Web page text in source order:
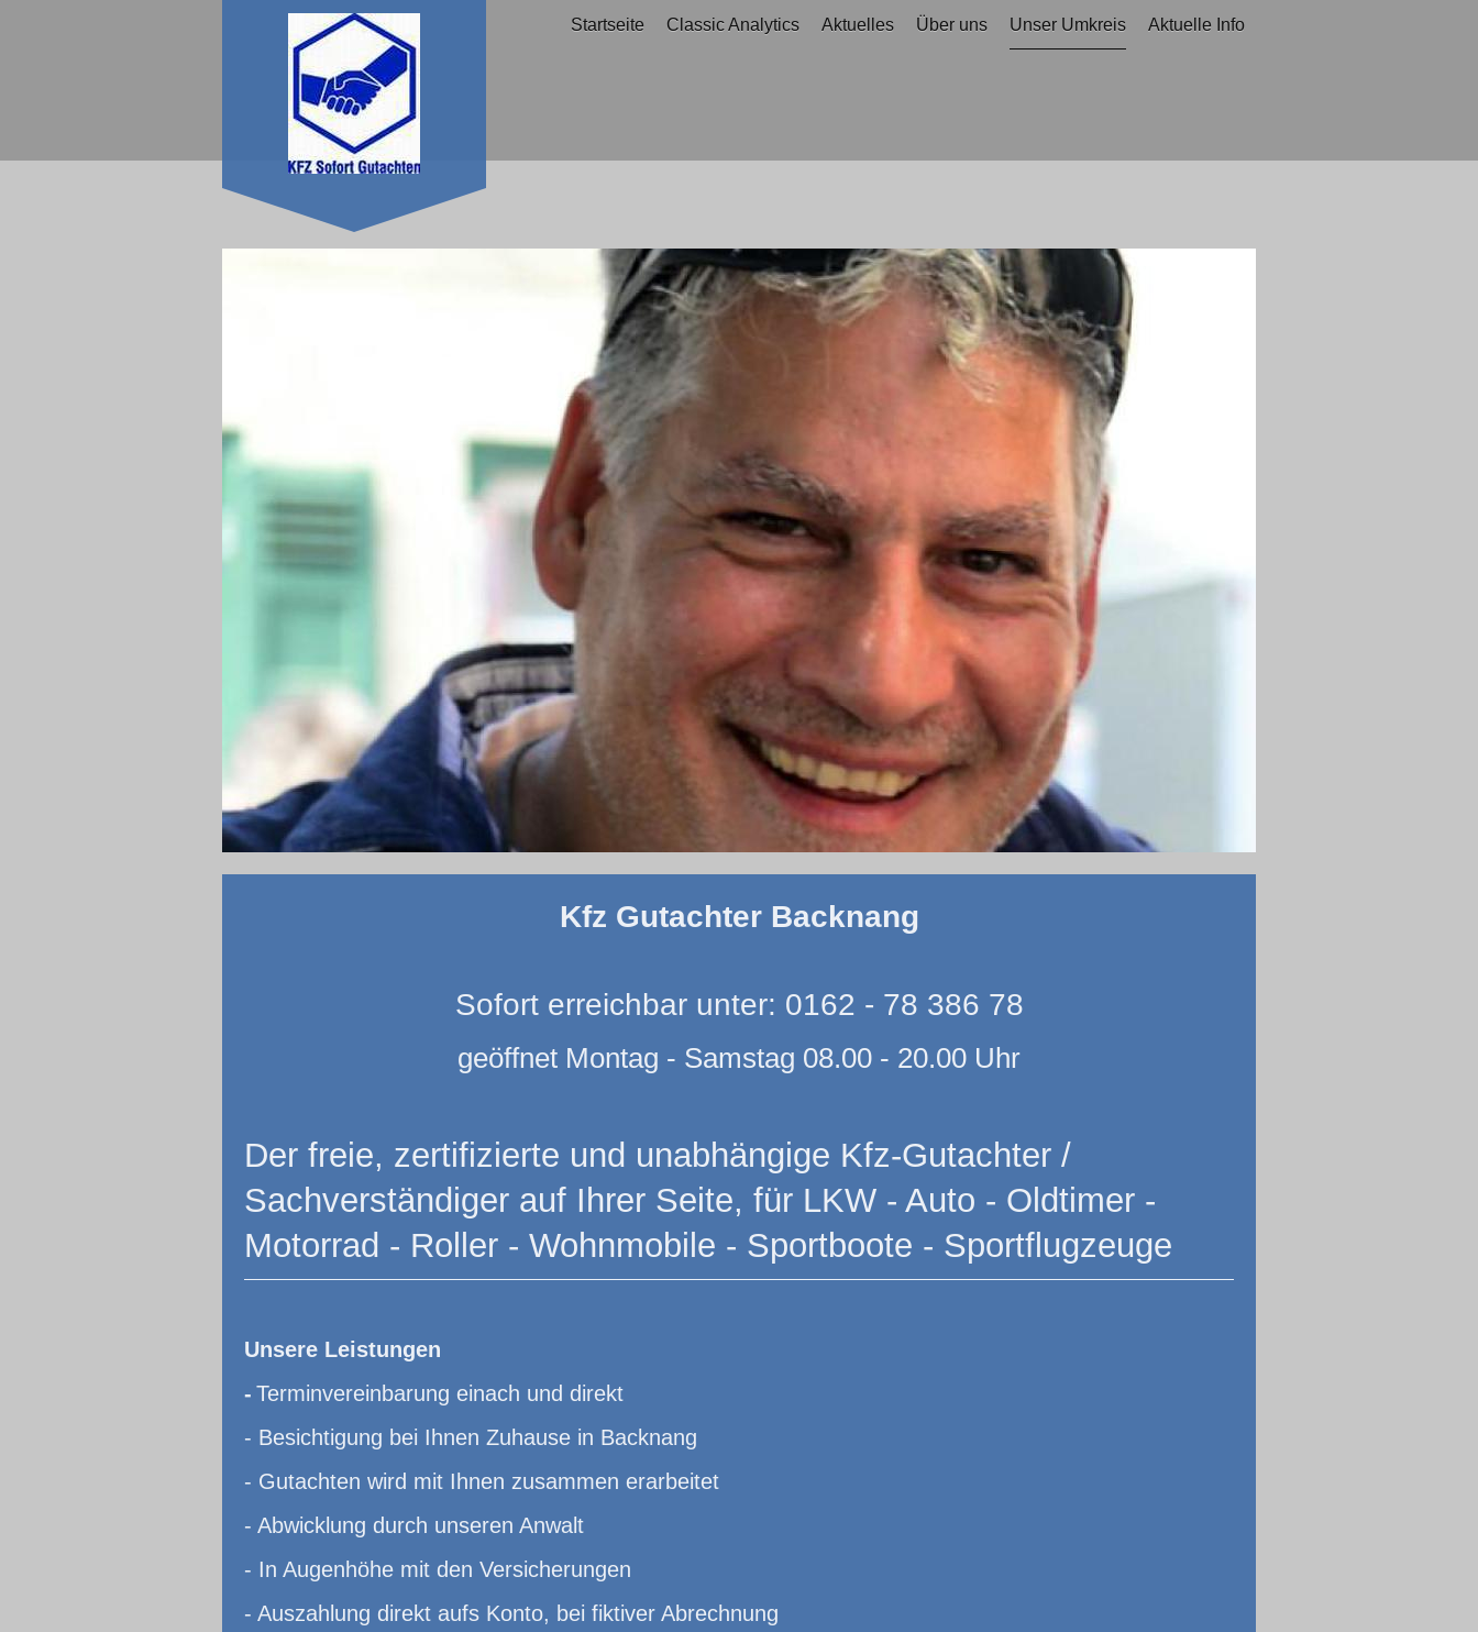
Startseite Classic Analytics Aktuelles Über uns Unser Umkreis Aktuelle Info
Kfz Gutachter Backnang
Sofort erreichbar unter: 0162 - 78 386 78
geöffnet Montag - Samstag 08.00 - 20.00 Uhr
Der freie, zertifizierte und unabhängige Kfz-Gutachter /
Sachverständiger auf Ihrer Seite, für LKW - Auto - Oldtimer -
Motorrad - Roller - Wohnmobile - Sportboote - Sportflugzeuge
Unsere Leistungen
- Terminvereinbarung einach und direkt
- Besichtigung bei Ihnen Zuhause in Backnang
- Gutachten wird mit Ihnen zusammen erarbeitet
- Abwicklung durch unseren Anwalt
- In Augenhöhe mit den Versicherungen
- Auszahlung direkt aufs Konto, bei fiktiver Abrechnung